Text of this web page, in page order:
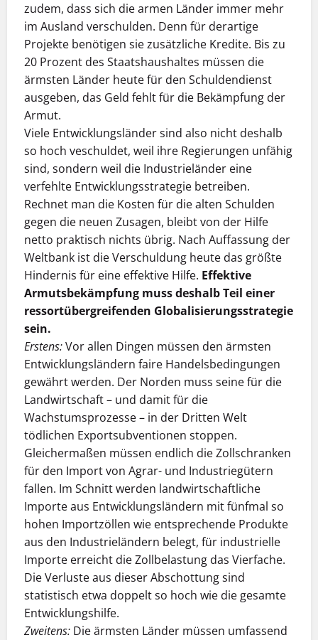
zudem, dass sich die armen Länder immer mehr
im Ausland verschulden. Denn für derartige
Projekte benötigen sie zusätzliche Kredite. Bis zu
20 Prozent des Staatshaushaltes müssen die
ärmsten Länder heute für den Schuldendienst
ausgeben, das Geld fehlt für die Bekämpfung der
Armut.
Viele Entwicklungsländer sind also nicht deshalb
so hoch veschuldet, weil ihre Regierungen unfähig
sind, sondern weil die Industrieländer eine
verfehlte Entwicklungsstrategie betreiben.
Rechnet man die Kosten für die alten Schulden
gegen die neuen Zusagen, bleibt von der Hilfe
netto praktisch nichts übrig. Nach Auffassung der
Weltbank ist die Verschuldung heute das größte
Hindernis für eine effektive Hilfe. Effektive
Armutsbekämpfung muss deshalb Teil einer
ressortübergreifenden Globalisierungsstrategie
sein.
Erstens:Vor allen Dingen müssen den ärmsten
Entwicklungsländern faire Handelsbedingungen
gewährt werden. Der Norden muss seine für die
Landwirtschaft – und damit für die
Wachstumsprozesse – in der Dritten Welt
tödlichen Exportsubventionen stoppen.
Gleichermaßen müssen endlich die Zollschranken
für den Import von Agrar- und Industriegütern
fallen. Im Schnitt werden landwirtschaftliche
Importe aus Entwicklungsländern mit fünfmal so
hohen Importzöllen wie entsprechende Produkte
aus den Industrieländern belegt, für industrielle
Importe erreicht die Zollbelastung das Vierfache.
Die Verluste aus dieser Abschottung sind
statistisch etwa doppelt so hoch wie die gesamte
Entwicklungshilfe.
Zweitens: Die ärmsten Länder müssen umfassend